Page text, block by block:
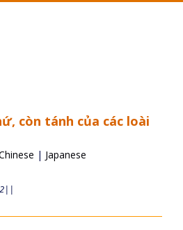
còn tánh của các loài
| Japanese